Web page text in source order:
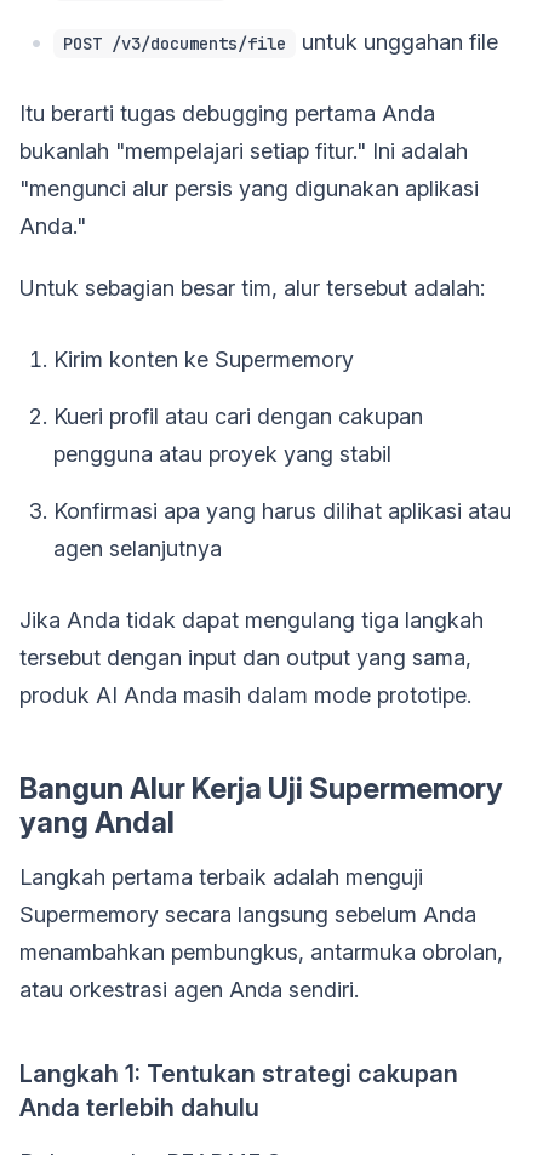
POST /v3/documents/file untuk unggahan file
Itu berarti tugas debugging pertama Anda
bukanlah "mempelajari setiap fitur." Ini adalah
"mengunci alur persis yang digunakan aplikasi
Anda."
Untuk sebagian besar tim, alur tersebut adalah:
Kirim konten ke Supermemory
Kueri profil atau cari dengan cakupan
pengguna atau proyek yang stabil
Konfirmasi apa yang harus dilihat aplikasi atau
agen selanjutnya
Jika Anda tidak dapat mengulang tiga langkah
tersebut dengan input dan output yang sama,
produk AI Anda masih dalam mode prototipe.
Bangun Alur Kerja Uji Supermemory
yang Andal
Langkah pertama terbaik adalah menguji
Supermemory secara langsung sebelum Anda
menambahkan pembungkus, antarmuka obrolan,
atau orkestrasi agen Anda sendiri.
Langkah 1: Tentukan strategi cakupan
Anda terlebih dahulu